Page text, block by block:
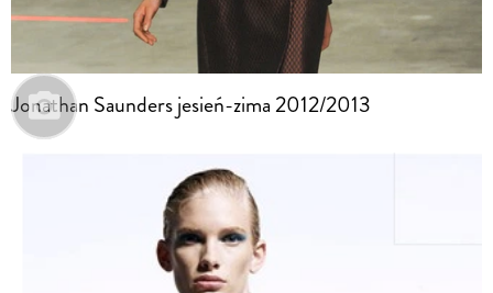
Jonathan Saunders jesień-zima 2012/2013